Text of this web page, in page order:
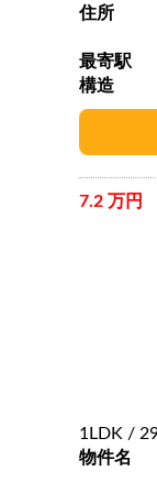
住所
最寄駅
構造
7.2 万円
1LDK /
物件名